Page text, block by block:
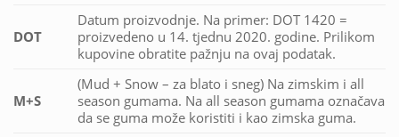
DOT
Datum proizvodnje. Na primer: DOT 1420 =
proizvedeno u 14. tjednu 2020. godine. Prilikom
kupovine obratite pažnju na ovaj podatak.
M+S
(Mud + Snow – za blato i sneg) Na zimskim i all
season gumama. Na all season gumama označava
da se guma može koristiti i kao zimska guma.